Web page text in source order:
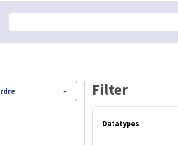
Filter
Datatypes